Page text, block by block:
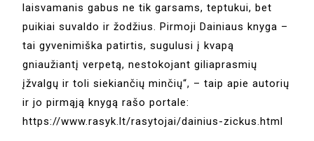
laisvamanis gabus ne tik garsams, teptukui, bet
puikiai suvaldo ir žodžius. Pirmoji Dainiaus knyga –
tai gyvenimiška patirtis, sugulusi į kvapą
gniaužiantį verpetą, nestokojant giliaprasmių
įžvalgų ir toli siekiančių minčių“, – taip apie autorių
ir jo pirmąją knygą rašo portale:
https://www.rasyk.lt/rasytojai/dainius-zickus.html